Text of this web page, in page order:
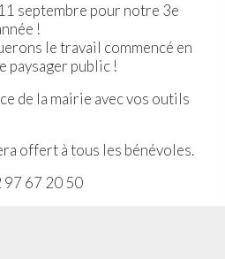
septembre pour notre 3e
!
le travail commencé en
paysager public !
de la mairie avec vos outils
offert à tous les bénévoles.
97 67 20 50